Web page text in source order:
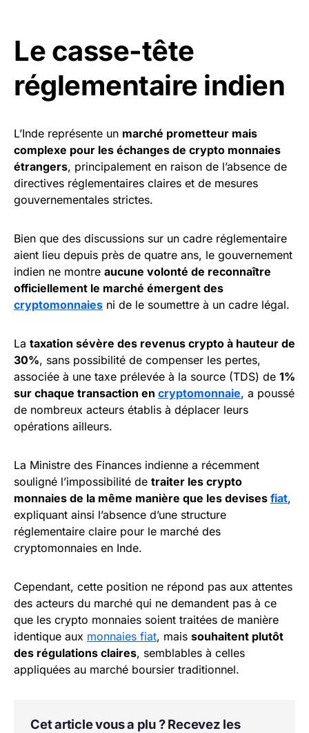
Le casse-tête
réglementaire indien
L’Inde représente un marché prometteur mais
complexe pour les échanges de crypto monnaies
étrangers, principalement en raison de l’absence de
directives réglementaires claires et de mesures
gouvernementales strictes.
Bien que des discussions sur un cadre réglementaire
aient lieu depuis près de quatre ans, le gouvernement
indien ne montre aucune volonté de reconnaître
officiellement le marché émergent des
cryptomonnaies ni de le soumettre à un cadre légal.
La taxation sévère des revenus crypto à hauteur de
30%, sans possibilité de compenser les pertes,
associée à une taxe prélevée à la source (TDS) de 1%
sur chaque transaction en cryptomonnaie, a poussé
de nombreux acteurs établis à déplacer leurs
opérations ailleurs.
La Ministre des Finances indienne a récemment
souligné l’impossibilité de traiter les crypto
monnaies de la même manière que les devises fiat,
expliquant ainsi l’absence d’une structure
réglementaire claire pour le marché des
cryptomonnaies en Inde.
Cependant, cette position ne répond pas aux attentes
des acteurs du marché qui ne demandent pas à ce
que les crypto monnaies soient traitées de manière
identique aux monnaies fiat, mais souhaitent plutôt
des régulations claires, semblables à celles
appliquées au marché boursier traditionnel.
Cet article vous a plu ? Recevez les